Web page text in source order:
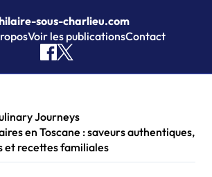
sous-charlieu.com
Voir les publicationsContact
Journeys
en Toscane : saveurs authentiques,
et recettes familiales